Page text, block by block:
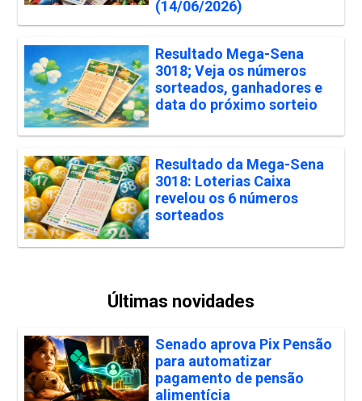
(14/06/2026)
Resultado Mega-Sena
3018; Veja os números
sorteados, ganhadores e
data do próximo sorteio
Resultado da Mega-Sena
3018: Loterias Caixa
revelou os 6 números
sorteados
Últimas novidades
Senado aprova Pix Pensão
para automatizar
pagamento de pensão
alimentícia